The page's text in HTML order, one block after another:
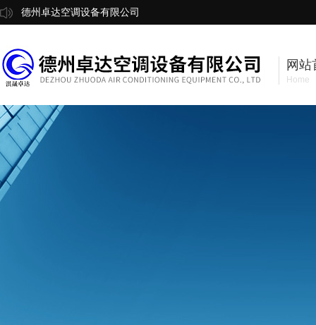
德州卓达空调设备有限公司
网站
Home